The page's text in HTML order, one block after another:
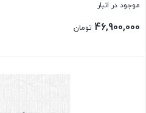
موجود در انبار
46,900,000 تومان